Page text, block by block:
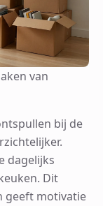
van
bij de
dagelijks
Dit
geeft motivatie